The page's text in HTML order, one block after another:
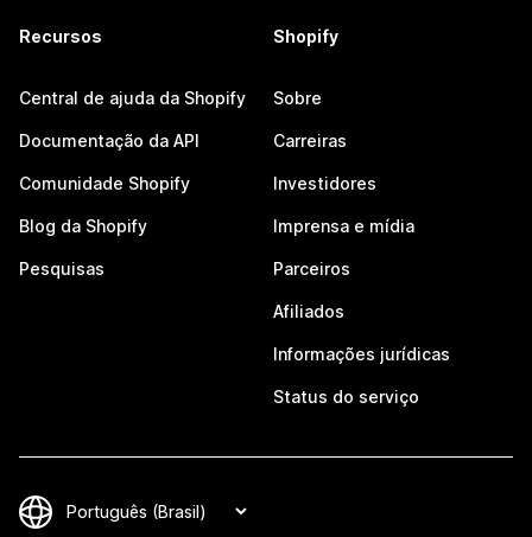
Recursos
Central de ajuda da Shopify
Documentação da API
Comunidade Shopify
Blog da Shopify
Pesquisas
Shopify
Sobre
Carreiras
Investidores
Imprensa e mídia
Parceiros
Afiliados
Informações jurídicas
Status do serviço